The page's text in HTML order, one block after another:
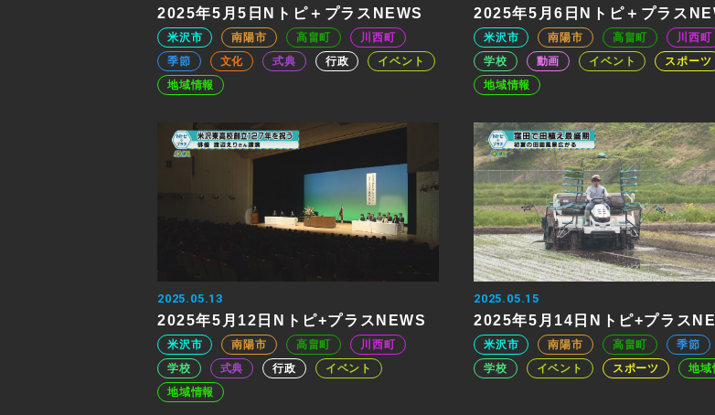
2025年5月5日Nトピ＋プラスNEWS
米沢市 南陽市 高畠町
川西町
季節
文化 式典 行政
イベント
地域情報
2025年5月6日Nトピ＋プラス
米沢市 南陽市 高畠町
川西町
学校
動画 イベント
スポーツ
地域情報
2025.05.13
2025年5月12日Nトピ+プラスNEWS
米沢市 南陽市 高畠町
川西町
学校
式典 行政
イベント
地域情報
2025.05.15
2025年5月14日Nトピ+プラス
米沢市 南陽市 高畠町
季節
学校
イベント スポーツ 地域